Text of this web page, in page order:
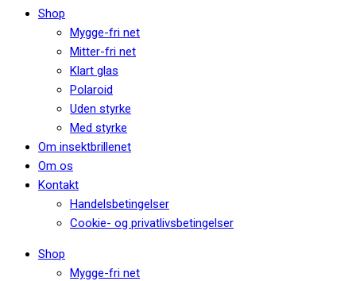
Shop
Mygge-fri net
Mitter-fri net
Klart glas
Polaroid
Uden styrke
Med styrke
Om insektbrillenet
Om os
Kontakt
Handelsbetingelser
Cookie- og privatlivsbetingelser
Shop
Mygge-fri net